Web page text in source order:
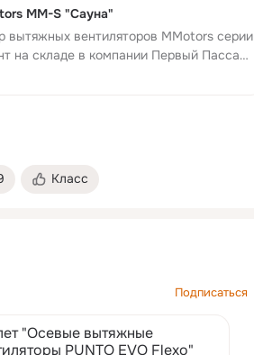
MM-S "Сауна"
вытяжных вентиляторов MMotors серии
на складе в компании Первый Пассаж:
Класс
Подписаться
"Осевые вытяжные
PUNTO EVO Flexo"